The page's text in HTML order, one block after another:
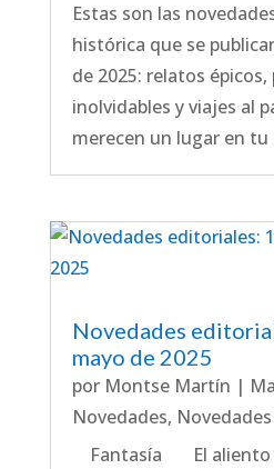
Estas son las
histórica que se
de 2025: relatos
inolvidables y viajes al
merecen un lugar en
Novedades
mayo de 2025
por Montse Martín |
Novedades,
Fantasía El aliento